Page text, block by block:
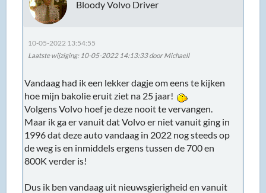
Bloody Volvo Driver
10-05-2022 13:54:55
Laatste wijziging: 10-05-2022 14:13:33 door Michaell
Vandaag had ik een lekker dagje om eens te kijken
hoe mijn bakolie eruit ziet na 25 jaar!
Volgens Volvo hoef je deze nooit te vervangen.
Maar ik ga er vanuit dat Volvo er niet vanuit ging in
1996 dat deze auto vandaag in 2022 nog steeds op
de weg is en inmiddels ergens tussen de 700 en
800K verder is!
Dus ik ben vandaag uit nieuwsgierigheid en vanuit